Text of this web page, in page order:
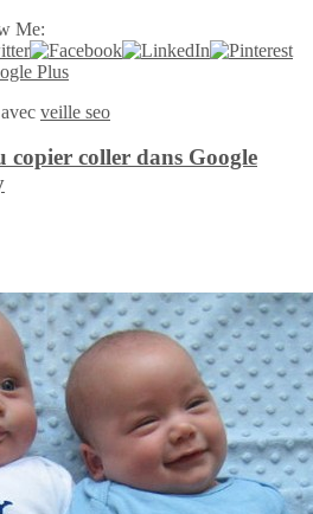
Me:
veille seo
copier coller dans Google